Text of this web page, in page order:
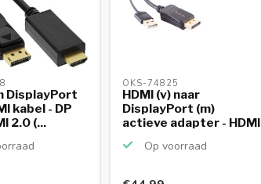
DisplayPort
kabel - DP
2.0 (...
OKS-74825
HDMI (v) naar
DisplayPort (m)
actieve adapter - HDMI
Op voorraad